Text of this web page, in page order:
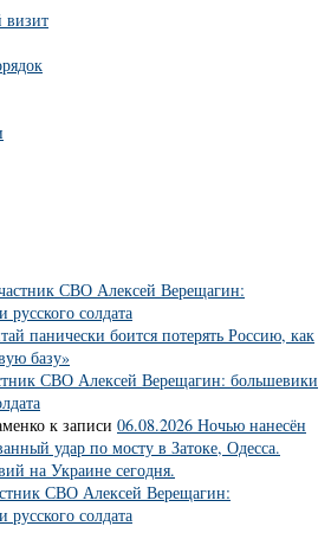
СВО Алексей Верещагин:
солдата
панически боится потерять Россию, как
базу»
СВО Алексей Верещагин: большевики
к записи 06.08.2026 Ночью нанесён
удар по мосту в Затоке, Одесса.
на Украине сегодня.
СВО Алексей Верещагин:
солдата